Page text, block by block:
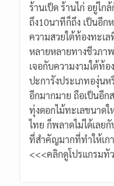
ร้านเป็ด ร้านไก่ อยู่ไก
ถึง10นาทีก็ถึง เป็นอีก
ความสวยใต้ท้องทะเ
หลายหลายทางชีวภา
เจอกับความงามใต้ท้อ
ปะการังประเภทองุ่น
อีกมากมาย ถือเป็นอีก
ทุ่งดอกไม้ทะเลขนาด
ไทย ก็พลาดไม่ได้เลย
ที่สำคัญมากที่ทำให้เก
<<<คลิกดูโปรแกรมทั